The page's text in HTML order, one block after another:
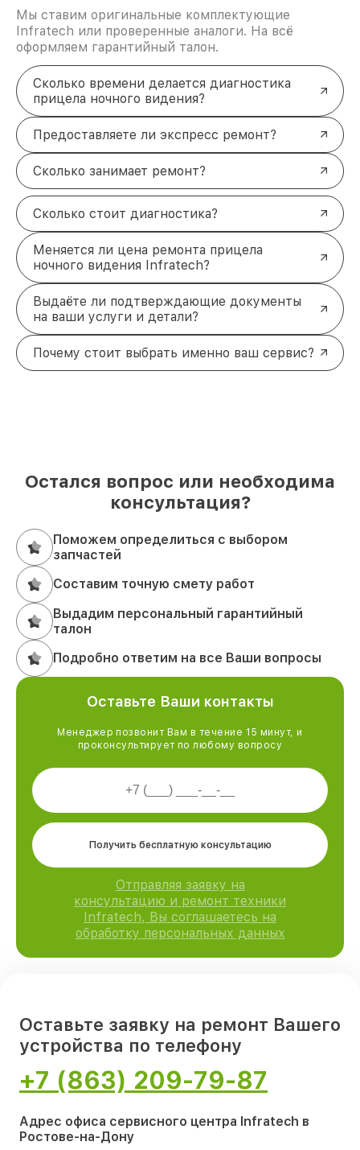
Мы ставим оригинальные комплектующие
Infratech или проверенные аналоги. На всё
оформляем гарантийный талон.
Сколько времени делается диагностика
прицела ночного видения?
Предоставляете ли экспресс ремонт?
Сколько занимает ремонт?
Сколько стоит диагностика?
Меняется ли цена ремонта прицела
ночного видения Infratech?
Выдаёте ли подтверждающие документы
на ваши услуги и детали?
Почему стоит выбрать именно ваш сервис?
Остался вопрос или необходима
консультация?
Поможем определиться с выбором
запчастей
Составим точную смету работ
Выдадим персональный гарантийный
талон
Подробно ответим на все Ваши вопросы
Оставьте Ваши контакты
Менеджер позвонит Вам в течение 15 минут, и
проконсультирует по любому вопросу
Получить бесплатную консультацию
Отправляя заявку на
консультацию и ремонт техники
Infratech, Вы соглашаетесь на
обработку персональных данных
Оставьте заявку на ремонт Вашего
устройства по телефону
+7 (863) 209-79-87
Адрес офиса сервисного центра Infratech в
Ростове-на-Дону